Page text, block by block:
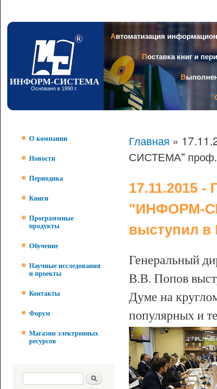
ИНФОРМ-СИСТЕМА
Основано в 1990 г.
Автоматизация
Поставка книг и
О компании
Новости
Периодика
Книги
Программные
продукты
Обучение
Научные исследования
и проекты
Контакты
Форум
Магазин электронных
ресурсов
Форма поиска Поиск
Главная »
СИСТЕМА" проф.
17.11.2015
"ИНФОРМ-
выступил в
Генеральный
В.В. Попов
Думе на
популярных и